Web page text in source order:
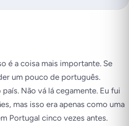
é a coisa mais importante. Se
um pouco de português.
Não vá lá cegamente. Eu fui
mas isso era apenas como uma
Portugal cinco vezes antes.